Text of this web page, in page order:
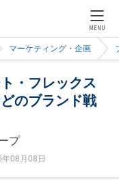
MENU
マーケティング・企画
・フレックス
のブランド戦
プ
08月08日